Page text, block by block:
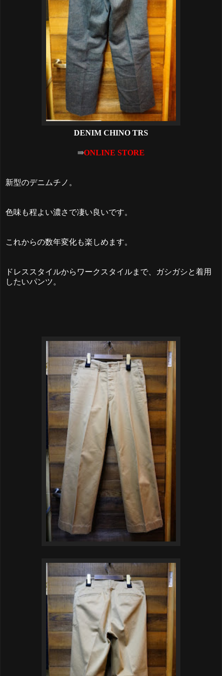
DENIM CHINO TRS
⇛ONLINE STORE
新型のデニムチノ。
色味も程よい濃さで凄い良いです。
これからの数年変化も楽しめます。
ドレススタイルからワークスタイルまで、ガシガシと着用
したいパンツ。